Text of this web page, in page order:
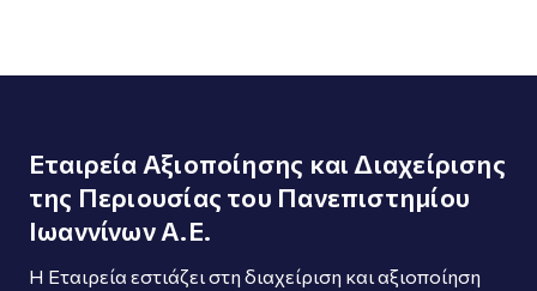
Εταιρεία Αξιοποίησης και Διαχείρισης
της Περιουσίας του Πανεπιστημίου
Ιωαννίνων Α.Ε.
Η Εταιρεία εστιάζει στη διαχείριση και αξιοποίηση